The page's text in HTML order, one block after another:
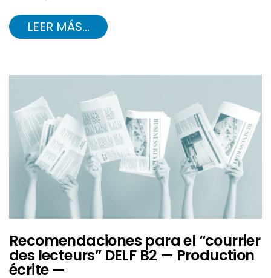
LEER MÁS…
Recomendaciones para el “courrier
des lecteurs” DELF B2 — Production
écrite —